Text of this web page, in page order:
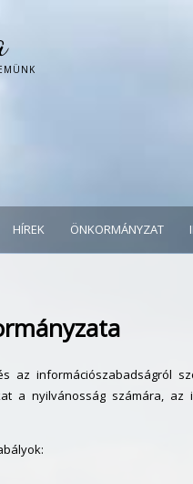
HÍREK ÖNKORMÁNYZAT
az információszabadságról
a nyilvánosság számára,